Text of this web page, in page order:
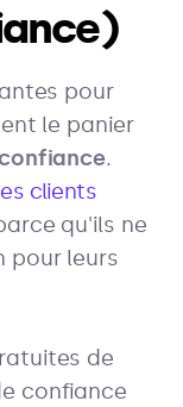
pour
le panier
.
clients
qu'ils ne
pour leurs
de
confiance